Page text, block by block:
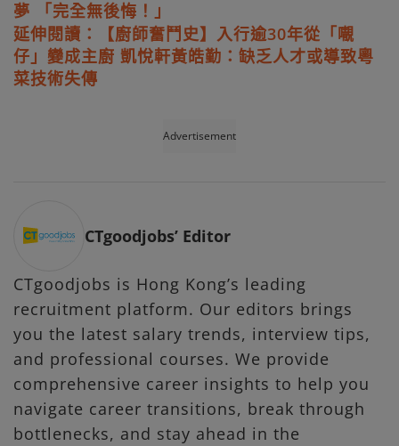
夢 「完全無後悔！」
延伸閱讀：【廚師奮鬥史】入行逾30年從「𡃁
仔」變成主廚 凱悅軒黃皓勤：缺乏人才或導致粵
菜技術失傳
Advertisement
CTgoodjobs’ Editor
CTgoodjobs is Hong Kong’s leading
recruitment platform. Our editors brings
you the latest salary trends, interview tips,
and professional courses. We provide
comprehensive career insights to help you
navigate career transitions, break through
bottlenecks, and stay ahead in the